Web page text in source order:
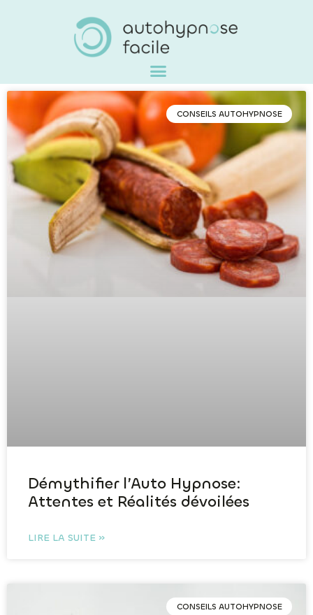
CONSEILS AUTOHYPNOSE
Démythifier l’Auto Hypnose:
Attentes et Réalités dévoilées
LIRE LA SUITE »
CONSEILS AUTOHYPNOSE